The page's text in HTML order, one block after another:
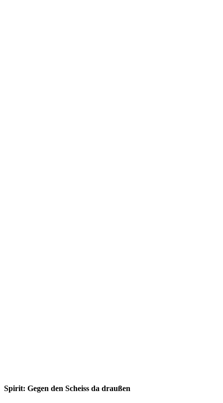
Spirit: Gegen den Scheiss da draußen